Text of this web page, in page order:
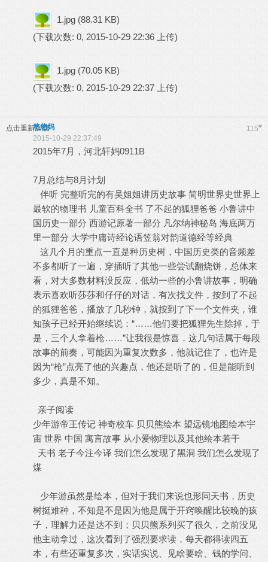
1.jpg (88.31 KB)
(下载次数: 0, 2015-10-29 22:36 上传)
1.jpg (70.05 KB)
(下载次数: 0, 2015-10-29 22:37 上传)
点击重新加载 115#
悠悠妈
2015-10-29 22:37:49
2015年7月，河北轩妈0911B
7月总结与8月计划
伴听 完整听完的有吴姐姐讲历史故事 简明世界史世界上
最软的物理书 儿童百科全书 了不起的狐狸爸爸 小鲁讲中
国历史一部分 西游记原著一部分 凡尔纳神秘岛 海底两万
里一部分 大学中庸诗经论语笠翁对韵道德经等经典
这几个月的重点一直是种历史树，中国历史类的音频差
不多都听了一遍，穿插听了其他一些尝试翻烧饼，总体来
看，对大多数材料没反应，低幼一些的小鲁讲故事，明确
表示喜欢听莎莎和仔仔的对话，有次找文件，按到了不起
的狐狸爸爸，播放了几秒钟，就按到了下一个文件夹，谁
知孩子已经开始继续说：“……他们要把狐狸先生除掉，于
是，三个人拿着枪……”让我很是惊喜，这几句话属于每段
故事的前奏，可能因为重复次数多，他就记住了，也许是
因为“枪”点亮了他的兴趣点，他还是听了的，但是能听到
多少，真是不知。
亲子阅读
少年游帝王传记 神奇校车 贝贝熊绘本 望远镜地图绘本宇
宙 世界 中国 寓言故事 从小爱物理以及其他绘本若干
天书 老子今注今译 我们怎么发现了黑洞 我们怎么发现了
煤
少年游虽然是绘本，但对于我们来说也形同天书，历史
树挺难种，不知是不是因为他是属于开窍唤醒比较晚的孩
子，理解力还是达不到；贝贝熊系列买了很久，之前没见
他主动拿过，这次看到了强烈要求读，每天都得读四五
本，有些还重复多次，实话实说、见啥要啥、钱的学问、